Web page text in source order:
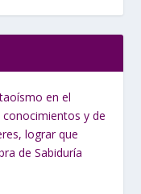
en el
y de
lograr que
de Sabiduría